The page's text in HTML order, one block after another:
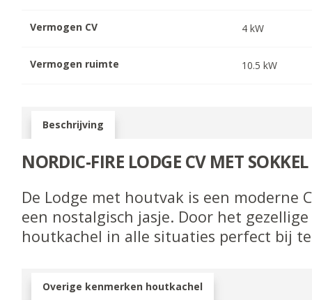
Vermogen CV 4 kW
Vermogen ruimte 10.5 kW
Beschrijving
NORDIC-FIRE LODGE CV MET SOKKEL
De Lodge met houtvak is een moderne
een nostalgisch jasje. Door het
houtkachel in alle situaties perfect bij
Overige kenmerken houtkachel